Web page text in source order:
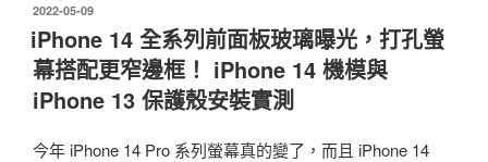
發
佈
於
2022-05-09
iPhone 14 全系列前面板玻璃曝光，打孔螢
幕搭配更窄邊框！ iPhone 14 機模與
iPhone 13 保護殼安裝實測
今年 iPhone 14 Pro 系列螢幕真的變了，而且 iPhone 14